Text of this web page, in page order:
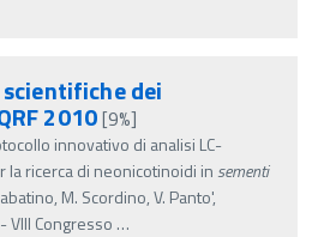
dei
2010[9%]
innovativo di analisi LC-
la ricerca di neonicotinoidi in sementi
M. Scordino, V. Panto',
VIII Congresso …